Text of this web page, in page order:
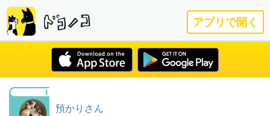
アプリで開く
預かりさん